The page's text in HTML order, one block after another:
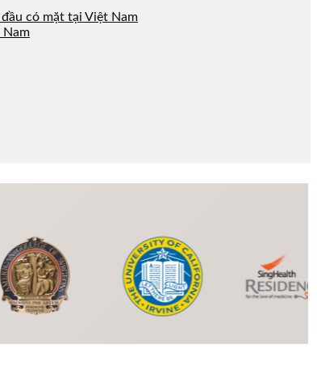
có mặt tại Việt Nam
Nam